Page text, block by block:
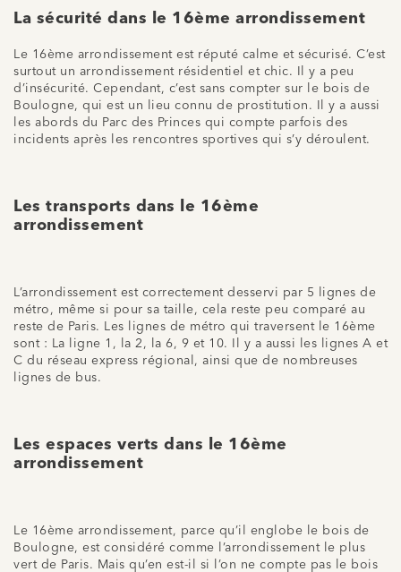
La sécurité dans le 16ème arrondissement
Le 16ème arrondissement est réputé calme et sécurisé. C’est
surtout un arrondissement résidentiel et chic. Il y a peu
d’insécurité. Cependant, c’est sans compter sur le bois de
Boulogne, qui est un lieu connu de prostitution. Il y a aussi
les abords du Parc des Princes qui compte parfois des
incidents après les rencontres sportives qui s’y déroulent.
Les transports dans le 16ème
arrondissement
L’arrondissement est correctement desservi par 5 lignes de
métro, même si pour sa taille, cela reste peu comparé au
reste de Paris. Les lignes de métro qui traversent le 16ème
sont : La ligne 1, la 2, la 6, 9 et 10. Il y a aussi les lignes A et
C du réseau express régional, ainsi que de nombreuses
lignes de bus.
Les espaces verts dans le 16ème
arrondissement
Le 16ème arrondissement, parce qu’il englobe le bois de
Boulogne, est considéré comme l’arrondissement le plus
vert de Paris. Mais qu’en est-il si l’on ne compte pas le bois